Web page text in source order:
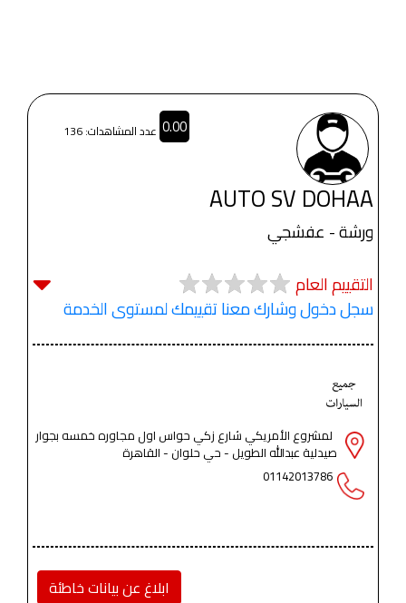
AUTO SV DOHAA
ورشة - عفشجي
التقييم العام
سجل دخول وشارك معنا تقييمك لمستوى الخدمة
لمشروع الأمريكي شارع زكي حواس اول مجاوره خمسه بجوار
صيدلية عبدالله الطويل - حي حلوان - القاهرة
01142013786
ابلاغ عن بيانات خاطئة
0.00 عدد المشاهدات: 136